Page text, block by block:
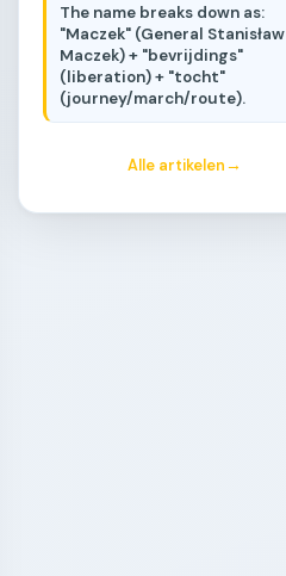
The name breaks down as:
"Maczek" (General Stanisław
Maczek) + "bevrijdings"
(liberation) + "tocht"
(journey/march/route).
Alle artikelen